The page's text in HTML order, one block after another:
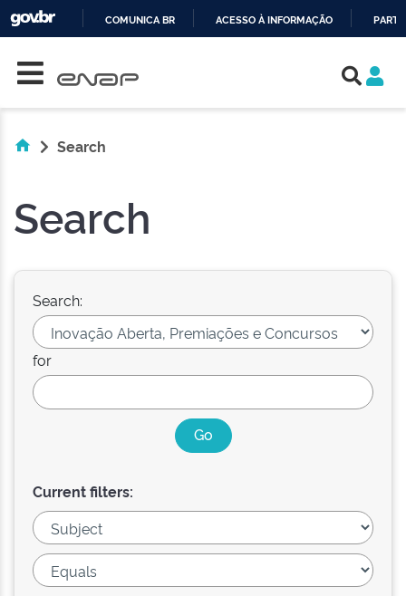
COMUNICA BR ACESSO À INFORMAÇÃO
Search
Search
Search:
for
Current filters: